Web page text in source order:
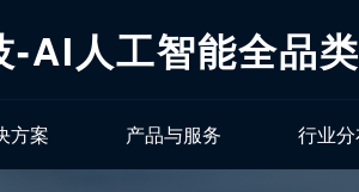
-AI人工智能全品
方案 产品与服务 行业